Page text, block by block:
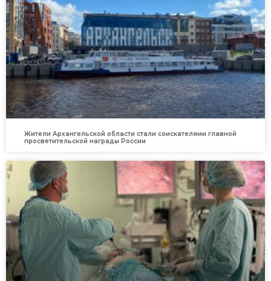
Жители Архангельской области стали соискателями главной
просветительской награды России